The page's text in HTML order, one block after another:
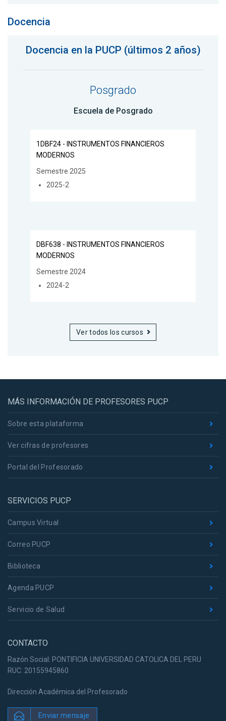
Docencia
Docencia en la PUCP (últimos 2 años)
Posgrado
Escuela de Posgrado
1DBF24 - INSTRUMENTOS FINANCIEROS
MODERNOS
Semestre 2025
2025-2
DBF638 - INSTRUMENTOS FINANCIEROS
MODERNOS
Semestre 2024
2024-2
Ver todos los cursos
MÁS INFORMACIÓN DE PROFESORES PUCP
Sobre esta plataforma
Ver cifras de profesores
Portal del Profesorado
SERVICIOS PUCP
Campus Virtual
Correo PUCP
Biblioteca
Agenda PUCP
Servicio de Salud
CONTACTO
Razón Social: PONTIFICIA UNIVERSIDAD CATOLICA DEL PERU
RUC: 20155945860
Dirección Académica del Profesorado
Enviar mensaje